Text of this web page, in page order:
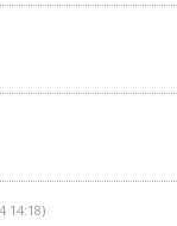
14:18)